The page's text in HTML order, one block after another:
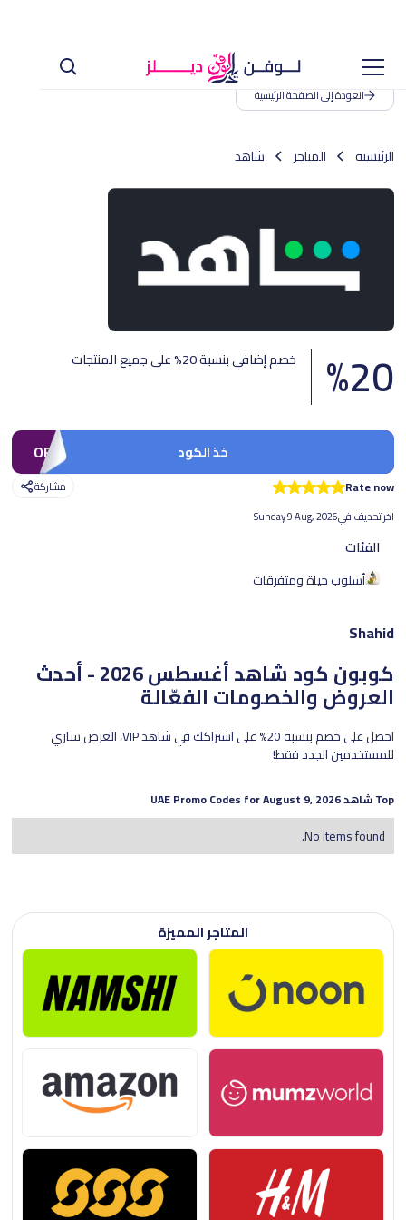
العودة إلى الصفحة الرئيسية
الرئيسية المتاجر شاهد
20
% خصم إضافي بنسبة 20% على جميع المنتجات
OFF30 خذ الكود
Rate now
مشاركة
اخر تحديف فيSunday 9 Aug, 2026
الفئات
أسلوب حياة ومتفرقات
Shahid
كوبون كود شاهد أغسطس 2026 - أحدث
العروض والخصومات الفعّالة
احصل على خصم بنسبة 20% على اشتراكك في شاهد VIP، العرض ساري
للمستخدمين الجدد فقط!
TopشاهدUAE Promo Codes for
August 9, 2026
No items found.
المتاجر المميزة